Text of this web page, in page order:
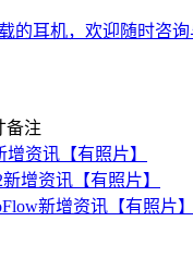
的耳机，欢迎随时咨
备注
资讯【有照片】
增资讯【有照片】
新增资讯【有照片】